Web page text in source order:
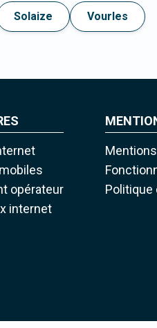
Solaize Vourles
opérateur
internet
Politique